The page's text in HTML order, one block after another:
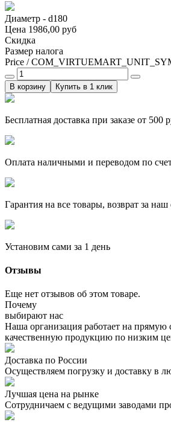
Диаметр - d180
Цена 1986,00 руб
Скидка
Размер налога
Price /
Купить в 1 клик
Бесплатная доставка при заказе от 500
Оплата наличными и переводом по
Гарантия на все товары, возврат за наш
Установим сами за 1 день
Отзывы
Еще нет отзывов об этом товаре.
Почему
выбирают нас
Наша организация работает на
качественную продукцию по низким
Доставка по России
Осуществляем погрузку и доставку в
Лучшая цена на рынке
Сотрудничаем с ведущими заводами